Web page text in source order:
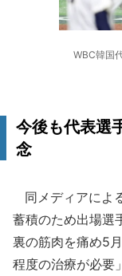
WBC韓国
今後も代表選
念
同メディアによ
蓄積のため出場選
裏の筋肉を痛め5
程度の治療が必要